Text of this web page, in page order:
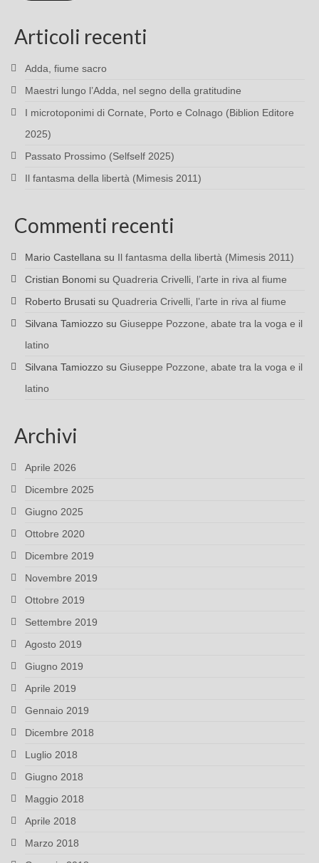
Articoli recenti
Adda, fiume sacro
Maestri lungo l’Adda, nel segno della gratitudine
I microtoponimi di Cornate, Porto e Colnago (Biblion Editore
2025)
Passato Prossimo (Selfself 2025)
Il fantasma della libertà (Mimesis 2011)
Commenti recenti
Mario Castellana su Il fantasma della libertà (Mimesis 2011)
Cristian Bonomi su Quadreria Crivelli, l’arte in riva al fiume
Roberto Brusati su Quadreria Crivelli, l’arte in riva al fiume
Silvana Tamiozzo su Giuseppe Pozzone, abate tra la voga e il
latino
Silvana Tamiozzo su Giuseppe Pozzone, abate tra la voga e il
latino
Archivi
Aprile 2026
Dicembre 2025
Giugno 2025
Ottobre 2020
Dicembre 2019
Novembre 2019
Ottobre 2019
Settembre 2019
Agosto 2019
Giugno 2019
Aprile 2019
Gennaio 2019
Dicembre 2018
Luglio 2018
Giugno 2018
Maggio 2018
Aprile 2018
Marzo 2018